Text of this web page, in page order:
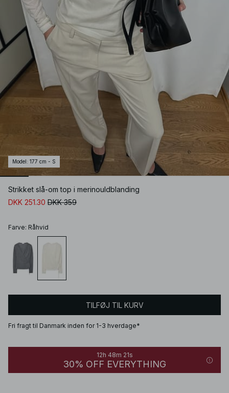
Model : 177 cm - S
Strikket slå-om top i merinouldblanding
DKK 251.30 DKK 359
Farve: Råhvid
TILFØJ TIL KURV
Fri fragt til Danmark inden for 1-3 hverdage*
12h 48m 21s
30% OFF EVERYTHING